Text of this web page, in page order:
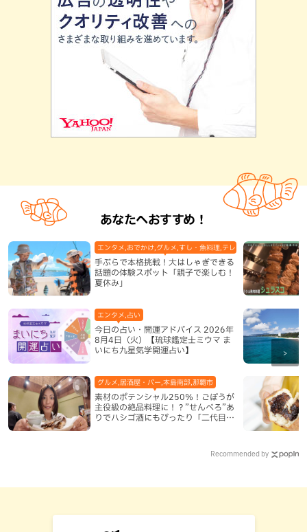
あなたへおすすめ！
手ぶらで本格挑戦！大はしゃぎできる
話題の体験スポット「親子で楽しむ！
夏休み」
エンタメ,おでかけ,グルメ,すし・魚料理,テレビ,体験,北谷町,地域,
今日の占い・開運アドバイス 2026年
8月4日（火）【琉球鑑定士ミウマ ま
いにち九星気学開運占い】
エンタメ,占い
素材のポテンシャル250％！ごぼうが
主役級の絶品料理に！？”せんべろ”あ
りでハシゴ酒にもぴったり「二代目ふ
グルメ,居酒屋・バー,本島南部,那覇市
Recommended by